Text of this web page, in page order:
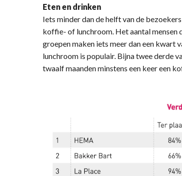
Eten en drinken
Iets minder dan de helft van de
koffie- of lunchroom. Het aantal mensen
groepen maken iets meer dan een kwart
lunchroom is populair. Bijna twee derde
twaalf maanden minstens een keer een